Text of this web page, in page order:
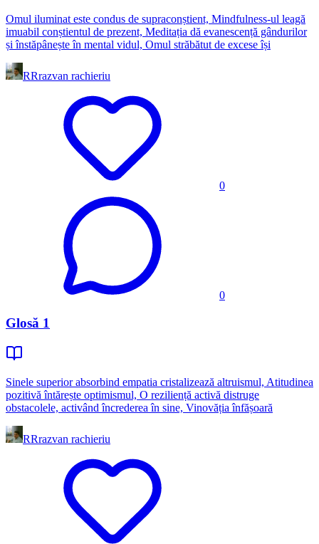
Omul iluminat este condus de supraconṣtient, Mindfulness-ul leagă
imuabil conṣtientul de prezent, Meditaṭia dă evanescenṭă gândurilor
ṣi înstăpâneṣte în mental vidul, Omul străbătut de excese îṣi
RRrazvan rachieriu
0
0
Glosă 1
Sinele superior absorbind empatia cristalizează altruismul, Atitudinea
pozitivă întăreṣte optimismul, O rezilienṭă activă distruge
obstacolele, activând încrederea în sine, Vinovăṭia înfăṣoară
RRrazvan rachieriu